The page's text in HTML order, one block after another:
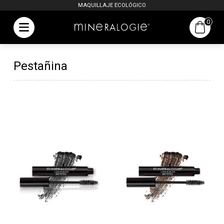
MAQUILLAJE ECOLÓGICO
0
Pestañina